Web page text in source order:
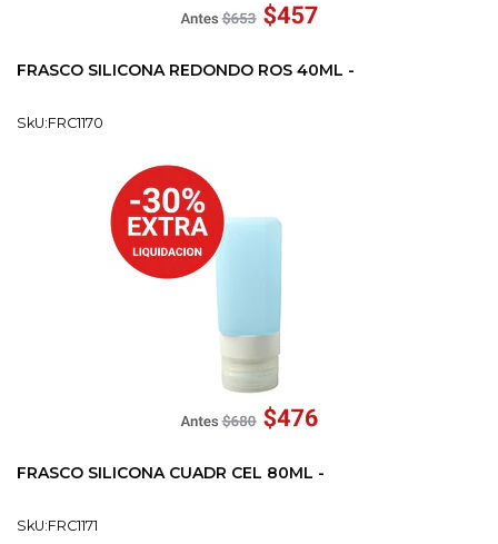
FRASCO SILICONA REDONDO ROS 40ML -
SkU:FRC1170
FRASCO SILICONA CUADR CEL 80ML -
SkU:FRC1171